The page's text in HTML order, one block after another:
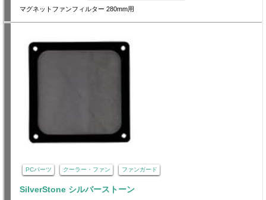
マグネットファンフィルター 280mm用
PCパーツ クーラー・ファン ファンガード
SilverStone シルバーストーン